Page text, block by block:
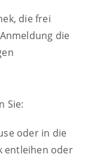
die frei
die
Sie:
oder in die
entleihen oder